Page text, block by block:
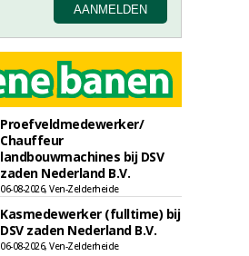
Proefveldmedewerker/
Chauffeur
landbouwmachines bij DSV
zaden Nederland B.V.
06-08-2026, Ven-Zelderheide
Kasmedewerker (fulltime) bij
DSV zaden Nederland B.V.
06-08-2026, Ven-Zelderheide